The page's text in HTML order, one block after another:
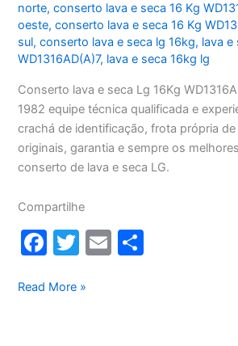
norte,conserto lava e seca 16 Kg
oeste,conserto lava e seca 16 Kg
sul,conserto lava e seca lg 16kg, lava e
WD1316AD(A)7, lava e seca 16kg lg
Conserto lava e seca Lg 16Kg
1982 equipe técnica qualificada e
crachá de identificação, frota própria
originais, garantia e sempre os
conserto de lava e seca LG.
Compartilhe
F
c
T
itt
E
Conserto
Read More »